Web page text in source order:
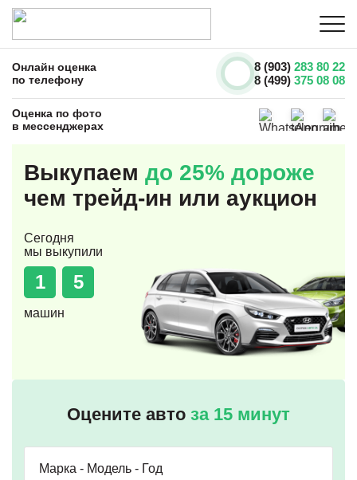
Онлайн оценка
по телефону
8 (903) 283 80 22
8 (499) 375 08 08
Оценка по фото
в мессенджерах
Выкупаем до 25% дороже
чем трейд-ин или аукцион
Сегодня
мы выкупили
1 5
машин
Оцените авто за 15 минут